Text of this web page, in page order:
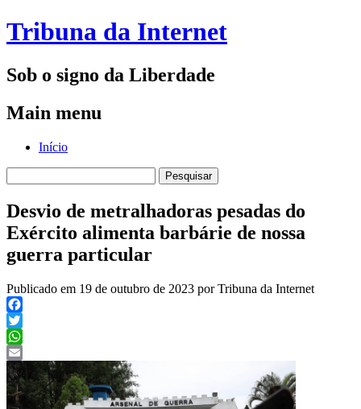
Tribuna da Internet
Sob o signo da Liberdade
Main menu
Skip
Início
por:
Desvio de metralhadoras pesadas do
Exército alimenta barbárie de nossa
guerra particular
Publicado em 19 de outubro de 2023 por Tribuna da Internet
Facebook
Twitter
WhatsApp
Email